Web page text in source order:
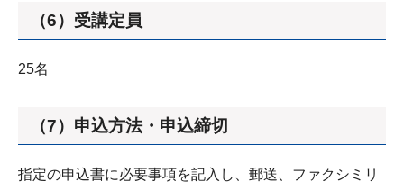
（6）受講定員
25名
（7）申込方法・申込締切
指定の申込書に必要事項を記入し、郵送、ファクシミリ